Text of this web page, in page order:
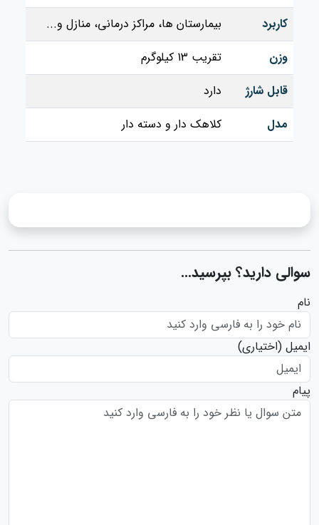
کاربرد
بیمارستان ها، مراکز درمانی، منازل و...
وزن
تقریب 13 کیلوگرم
قابل شارژ
دارد
مدل
کلاهک دار و دسته دار
سوالی دارید؟ بپرسید...
نام
ایمیل (اختیاری)
پیام